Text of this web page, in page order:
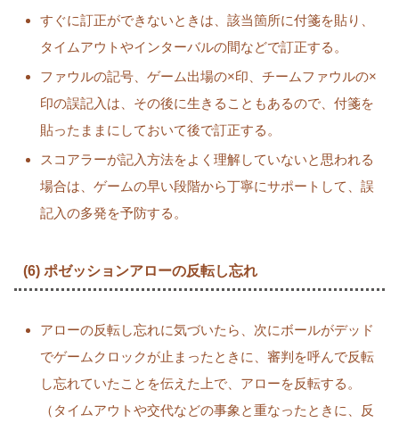
すぐに訂正ができないときは、該当箇所に付箋を貼り、
タイムアウトやインターバルの間などで訂正する。
ファウルの記号、ゲーム出場の×印、チームファウルの×
印の誤記入は、その後に生きることもあるので、付箋を
貼ったままにしておいて後で訂正する。
スコアラーが記入方法をよく理解していないと思われる
場合は、ゲームの早い段階から丁寧にサポートして、誤
記入の多発を予防する。
(6) ポゼッションアローの反転し忘れ
アローの反転し忘れに気づいたら、次にボールがデッド
でゲームクロックが止まったときに、審判を呼んで反転
し忘れていたことを伝えた上で、アローを反転する。
（タイムアウトや交代などの事象と重なったときに、反